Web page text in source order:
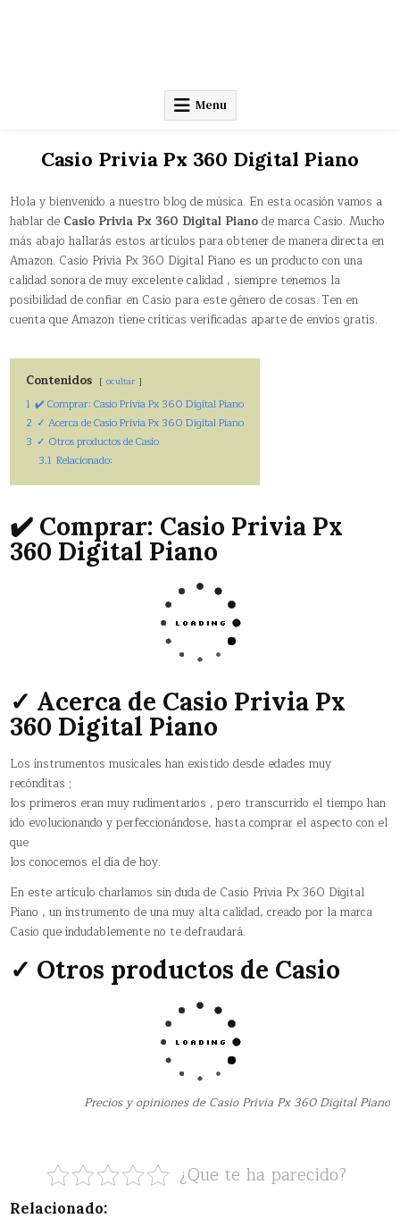
Menu
Casio Privia Px 360 Digital Piano
Hola y bienvenido a nuestro blog de música. En esta ocasión vamos a
hablar de Casio Privia Px 360 Digital Pianode marca Casio. Mucho
más abajo hallarás estos artículos para obtener de manera directa en
Amazon. Casio Privia Px 360 Digital Piano es un producto con una
calidad sonora de muy excelente calidad , siempre tenemos la
posibilidad de confiar en Casio para este género de cosas. Ten en
cuenta que Amazon tiene críticas verificadas aparte de envíos gratis.
Contenidos ocultar
1 ✔️ Comprar: Casio Privia Px 360 Digital Piano
2 ✓ Acerca de Casio Privia Px 360 Digital Piano
3 ✓ Otros productos de Casio
3.1 Relacionado:
✔️ Comprar: Casio Privia Px
360 Digital Piano
✓ Acerca de Casio Privia Px
360 Digital Piano
Los instrumentos musicales han existido desde edades muy
recónditas ;
los primeros eran muy rudimentarios , pero transcurrido el tiempo han
ido evolucionando y perfeccionándose, hasta comprar el aspecto con el
que
los conocemos el día de hoy.
En este artículo charlamos sin duda de Casio Privia Px 360 Digital
Piano , un instrumento de una muy alta calidad, creado por la marca
Casio que indudablemente no te defraudará.
✓ Otros productos de Casio
Precios y opiniones de Casio Privia Px 360 Digital Piano
¿Que te ha parecido?
Relacionado: